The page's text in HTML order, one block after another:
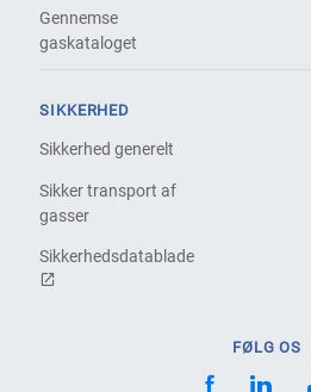
Gennemse
gaskataloget
SIKKERHED
Sikkerhed generelt
Sikker transport af
gasser
Sikkerhedsdatablade
FØLG OS